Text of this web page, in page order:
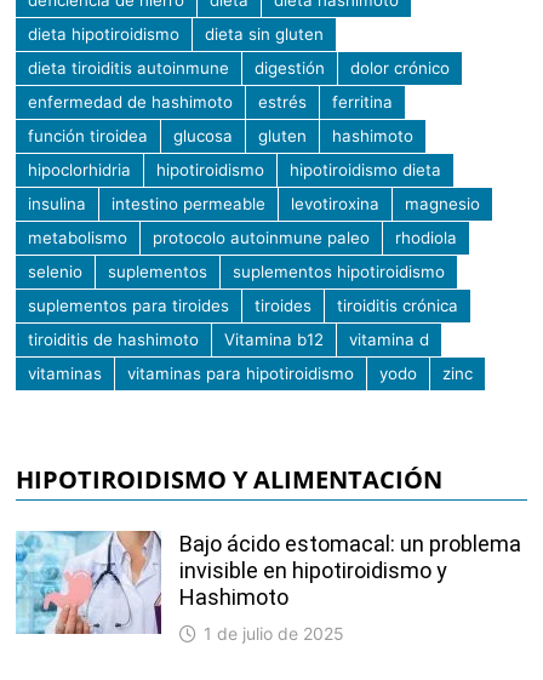
dieta hipotiroidismo
dieta sin gluten
dieta tiroiditis autoinmune
digestión
dolor crónico
enfermedad de hashimoto
estrés
ferritina
función tiroidea
glucosa gluten
hashimoto
hipoclorhidria
hipotiroidismo
hipotiroidismo dieta
insulina
intestino permeable levotiroxina
magnesio
metabolismo
protocolo autoinmune paleo
rhodiola
selenio
suplementos
suplementos hipotiroidismo
suplementos para tiroides
tiroides
tiroiditis crónica
tiroiditis de hashimoto
Vitamina b12
vitamina d
vitaminas
vitaminas para hipotiroidismo yodo zinc
HIPOTIROIDISMO Y ALIMENTACIÓN
Bajo ácido estomacal: un problema
invisible en hipotiroidismo y
Hashimoto
1 de julio de 2025